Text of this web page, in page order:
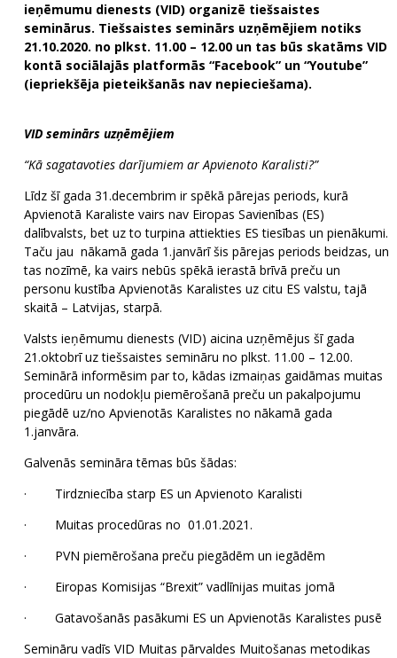
ieņēmumu dienests (VID) organizē tiešsaistes
seminārus. Tiešsaistes seminārs uzņēmējiem notiks
21.10.2020. no plkst. 11.00 – 12.00 un tas būs skatāms VID
kontā sociālajās platformās “Facebook” un “Youtube”
(iepriekšēja pieteikšanās nav nepieciešama).
VID seminārs uzņēmējiem
“Kā sagatavoties darījumiem ar Apvienoto Karalisti?”
Līdz šī gada 31.decembrim ir spēkā pārejas periods, kurā
Apvienotā Karaliste vairs nav Eiropas Savienības (ES)
dalībvalsts, bet uz to turpina attiekties ES tiesības un pienākumi.
Taču jau nākamā gada 1.janvārī šis pārejas periods beidzas, un
tas nozīmē, ka vairs nebūs spēkā ierastā brīvā preču un
personu kustība Apvienotās Karalistes uz citu ES valstu, tajā
skaitā – Latvijas, starpā.
Valsts ieņēmumu dienests (VID) aicina uzņēmējus šī gada
21.oktobrī uz tiešsaistes semināru no plkst. 11.00 – 12.00.
Seminārā informēsim par to, kādas izmaiņas gaidāmas muitas
procedūru un nodokļu piemērošanā preču un pakalpojumu
piegādē uz/no Apvienotās Karalistes no nākamā gada
1.janvāra.
Galvenās semināra tēmas būs šādas:
· Tirdzniecība starp ES un Apvienoto Karalisti
· Muitas procedūras no 01.01.2021.
· PVN piemērošana preču piegādēm un iegādēm
· Eiropas Komisijas “Brexit” vadlīnijas muitas jomā
· Gatavošanās pasākumi ES un Apvienotās Karalistes pusē
Semināru vadīs VID Muitas pārvaldes Muitošanas metodikas